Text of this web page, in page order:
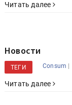
Читать далее
Новости
ТЕГИ Consum |
Читать далее